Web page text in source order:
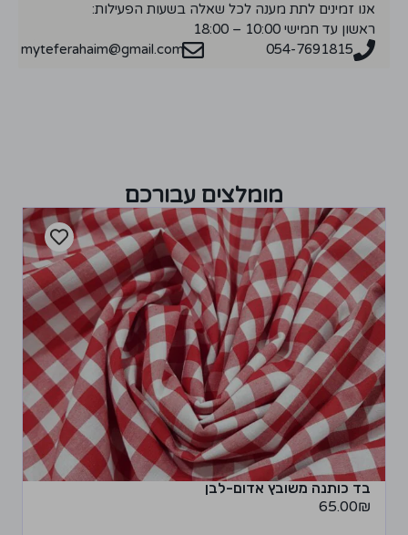
אנו זמינים לתת מענה לכל שאלה בשעות הפעילות:
ראשון עד חמישי 10:00 – 18:00
054-7691815
myteferahaim@gmail.com
מומלצים עבורכם
בד כותנה משובץ אדום-לבן
65.00₪